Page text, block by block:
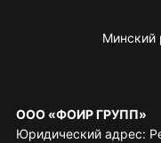
Минский
ООО «ФОИР ГРУПП»
Юридический адрес: